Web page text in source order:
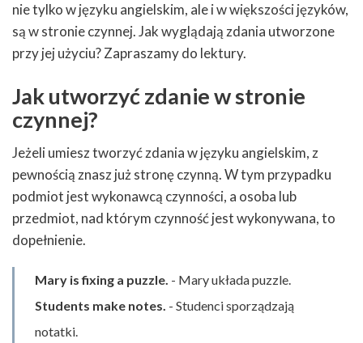
nie tylko w języku angielskim, ale i w większości języków,
są w stronie czynnej. Jak wyglądają zdania utworzone
przy jej użyciu? Zapraszamy do lektury.
Jak utworzyć zdanie w stronie
czynnej?
Jeżeli umiesz tworzyć zdania w języku angielskim, z
pewnością znasz już stronę czynną. W tym przypadku
podmiot jest wykonawcą czynności, a osoba lub
przedmiot, nad którym czynność jest wykonywana, to
dopełnienie.
Mary is fixing a puzzle. - Mary układa puzzle.
Students make notes. - Studenci sporządzają
notatki.